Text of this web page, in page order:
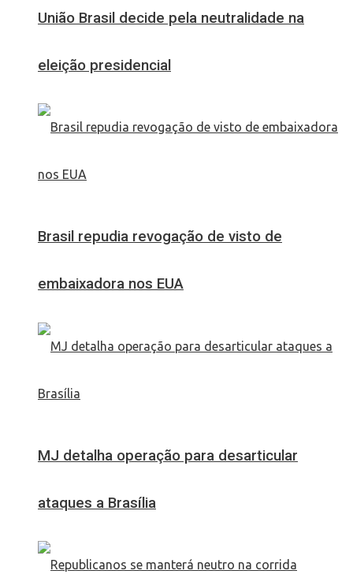
União Brasil decide pela neutralidade na
eleição presidencial
Brasil repudia revogação de visto de
embaixadora nos EUA
MJ detalha operação para desarticular
ataques a Brasília